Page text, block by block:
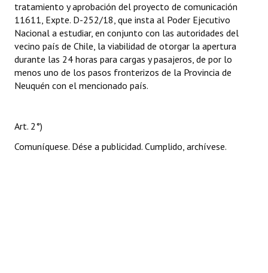
tratamiento y aprobación del proyecto de comunicación
11611, Expte. D-252/18, que insta al Poder Ejecutivo
Nacional a estudiar, en conjunto con las autoridades del
vecino país de Chile, la viabilidad de otorgar la apertura
durante las 24 horas para cargas y pasajeros, de por lo
menos uno de los pasos fronterizos de la Provincia de
Neuquén con el mencionado país.
Art. 2°)
Comuníquese. Dése a publicidad. Cumplido, archívese.